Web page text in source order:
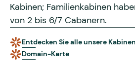
Kabinen; Familienkabinen
von 2 bis 6/7 Cabanern.
Entdecken Sie alle unsere Kabinen
Domain-Karte